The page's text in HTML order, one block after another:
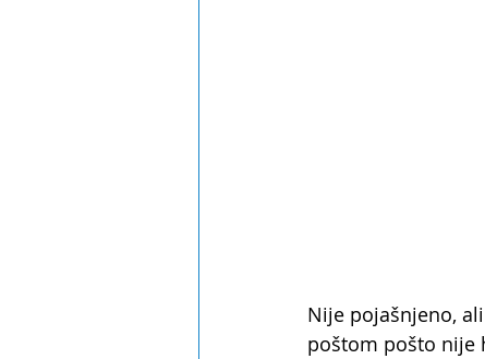
Nije pojašnjeno,
poštom pošto nije